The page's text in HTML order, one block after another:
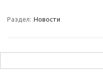
Раздел: Новости